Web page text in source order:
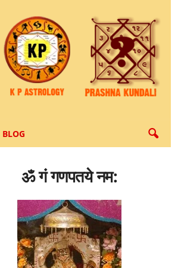
BLOG
ॐ गं गणपतये नम: